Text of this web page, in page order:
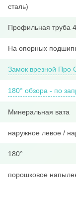
сталь)
Профильная труба
На опорных
Замок врезной Про
180° обзора - по
Минеральная вата
наружное левое /
180°
порошковое